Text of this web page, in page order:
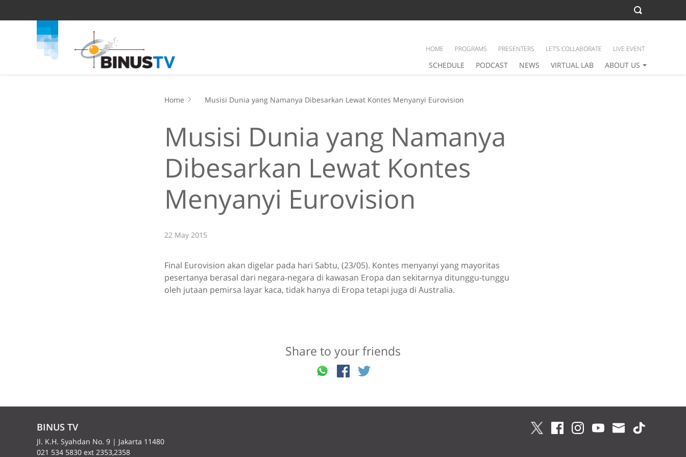
SCHEDULE PODCAST NEWS VIRTUAL LAB ABOUT US
HOME PROGRAMS PRESENTERS LET’S COLLABORATE LIVE EVENT
Home Musisi Dunia yang Namanya Dibesarkan Lewat Kontes Menyanyi Eurovision
Musisi Dunia yang Namanya
Dibesarkan Lewat Kontes
Menyanyi Eurovision
22 May 2015
Final Eurovision akan digelar pada hari Sabtu, (23/05). Kontes menyanyi yang mayoritas
pesertanya berasal dari negara-negara di kawasan Eropa dan sekitarnya ditunggu-tunggu
oleh jutaan pemirsa layar kaca, tidak hanya di Eropa tetapi juga di Australia.
Share to your friends
BINUS TV
Jl. K.H. Syahdan No. 9 | Jakarta 11480
021 534 5830 ext 2353,2358